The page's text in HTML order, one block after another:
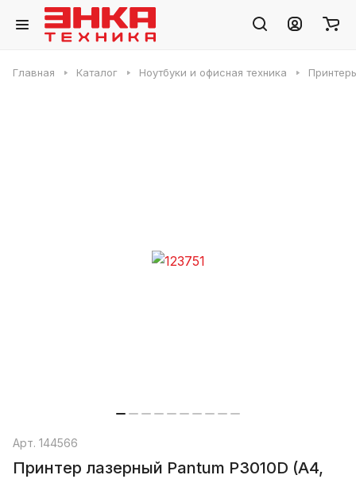
Главная Каталог Ноутбуки и офисная техника
Арт. 144566
Принтер лазерный Pantum P3010D (A4,